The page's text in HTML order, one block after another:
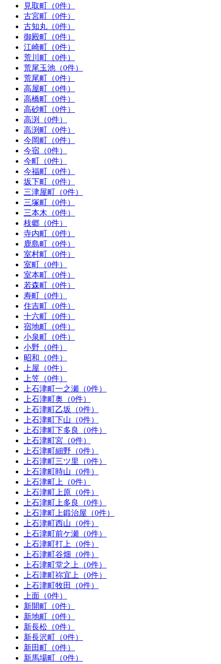
見取町（0件）
古宮町（0件）
古知丸（0件）
御殿町（0件）
江崎町（0件）
荒川町（0件）
荒尾玉池（0件）
荒尾町（0件）
高屋町（0件）
高橋町（0件）
高砂町（0件）
高渕（0件）
高渕町（0件）
今岡町（0件）
今宿（0件）
今町（0件）
今福町（0件）
坂下町（0件）
三津屋町（0件）
三塚町（0件）
三本木（0件）
枝郷（0件）
寺内町（0件）
鹿島町（0件）
室村町（0件）
室町（0件）
室本町（0件）
若森町（0件）
寿町（0件）
住吉町（0件）
十六町（0件）
宿地町（0件）
小泉町（0件）
小野（0件）
昭和（0件）
上屋（0件）
上笠（0件）
上石津町一之瀬（0件）
上石津町奥（0件）
上石津町乙坂（0件）
上石津町下山（0件）
上石津町下多良（0件）
上石津町宮（0件）
上石津町細野（0件）
上石津町三ツ里（0件）
上石津町時山（0件）
上石津町上（0件）
上石津町上原（0件）
上石津町上多良（0件）
上石津町上鍛治屋（0件）
上石津町西山（0件）
上石津町前ケ瀬（0件）
上石津町打上（0件）
上石津町谷畑（0件）
上石津町堂之上（0件）
上石津町祢宜上（0件）
上石津町牧田（0件）
上面（0件）
新開町（0件）
新地町（0件）
新長松（0件）
新長沢町（0件）
新田町（0件）
新馬場町（0件）